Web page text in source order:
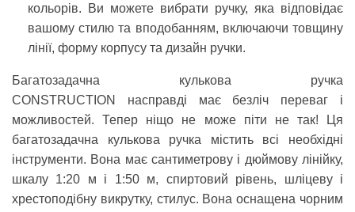
кольорів. Ви можете вибрати ручку, яка відповідає
вашому стилю та вподобанням, включаючи товщину
лінії, форму корпусу та дизайн ручки.
Багатозадачна кулькова ручка
CONSTRUCTION насправді має безліч переваг і
можливостей. Тепер ніщо не може піти не так! Ця
багатозадачна кулькова ручка містить всі необхідні
інструменти. Вона має сантиметрову і дюймову лінійку,
шкалу 1:20 м і 1:50 м, спиртовий рівень, шліцеву і
хрестоподібну викрутку, стилус. Вона оснащена чорним